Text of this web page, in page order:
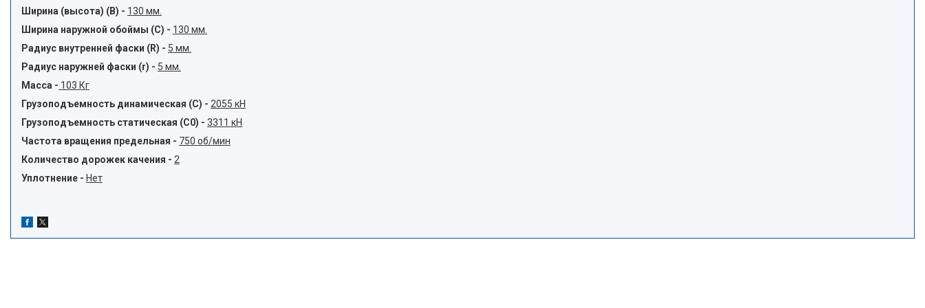
Ширина (высота) (B) - 130 мм.
Ширина наружной обоймы (C) - 130 мм.
Радиус внутренней фаски (R) - 5 мм.
Радиус наружней фаски (r) - 5 мм.
Масса - 103 Кг
Грузоподъемность динамическая (C) - 2055 кН
Грузоподъемность статическая (C0) - 3311 кН
Частота вращения предельная - 750 об/мин
Количество дорожек качения - 2
Уплотнение - Нет